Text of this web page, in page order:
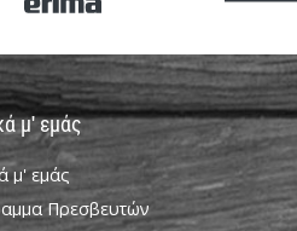
μ' εμάς
μ' εμάς
Πρεσβευτών